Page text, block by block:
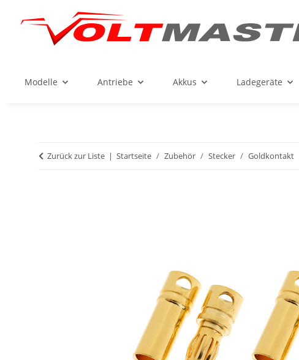
Modelle Antriebe Akkus Ladegeräte
Zurück zur Liste Startseite Zubehör Stecker Goldkontakt